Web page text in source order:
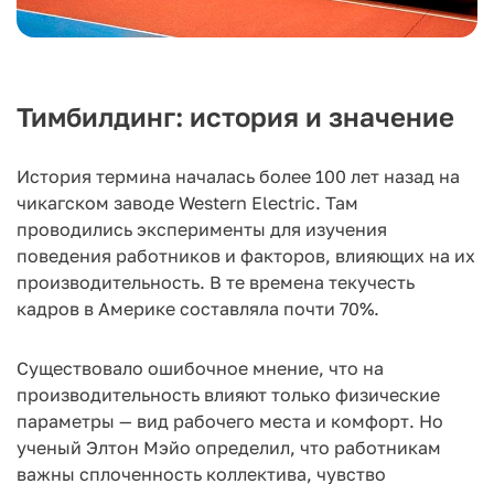
Тимбилдинг: история и значение
История термина началась более 100 лет назад на
чикагском заводе Western Electric. Там
проводились эксперименты для изучения
поведения работников и факторов, влияющих на их
производительность. В те времена текучесть
кадров в Америке составляла почти 70%.
Существовало ошибочное мнение, что на
производительность влияют только физические
параметры — вид рабочего места и комфорт. Но
ученый Элтон Мэйо определил, что работникам
важны сплоченность коллектива, чувство